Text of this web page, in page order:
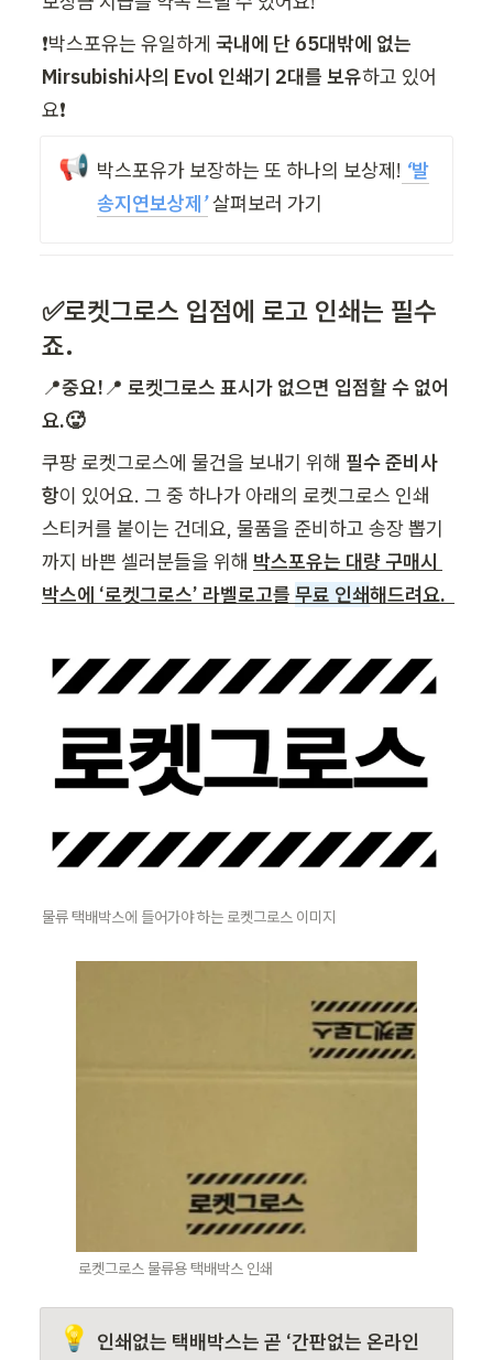
❗박스포유는 유일하게 국내에 단 65대밖에 없는
Mirsubishi사의 Evol 인쇄기 2대를 보유하고 있어
요❗
📢 박스포유가 보장하는 또 하나의 보상제! ‘발
송지연보상제’ 살펴보러 가기
✅로켓그로스 입점에 로고 인쇄는 필수
죠.
📍중요!📍 로켓그로스 표시가 없으면 입점할 수 없어
요.🥵
쿠팡 로켓그로스에 물건을 보내기 위해 필수 준비사
항이 있어요. 그 중 하나가 아래의 로켓그로스 인쇄
스티커를 붙이는 건데요, 물품을 준비하고 송장 뽑기
까지 바쁜 셀러분들을 위해 박스포유는 대량 구매시
박스에 ‘로켓그로스’ 라벨로고를 무료 인쇄
물류 택배박스에 들어가야 하는 로켓그로스 이미지
로켓그로스 물류용 택배박스 인쇄
💡 인쇄없는 택배박스는 곧 ‘간판없는 온라인